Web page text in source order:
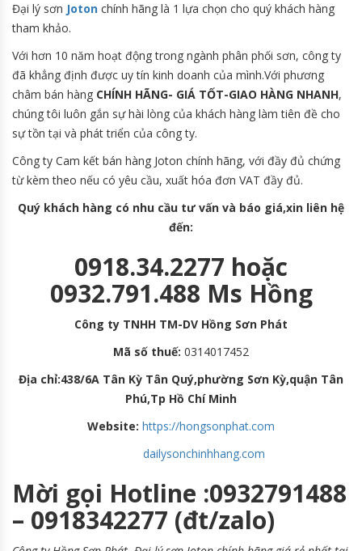
Đại lý sơn Joton chính hãng là 1 lựa chọn cho quý khách hàng
tham khảo.
Với hơn 10 năm hoạt động trong ngành phân phối sơn, công ty
đã khẳng định được uy tín kinh doanh của mình.Với phương
châm bán hàng CHÍNH HÃNG- GIÁ TỐT-GIAO HÀNG NHANH,
chúng tôi luôn gắn sự hài lòng của khách hàng làm tiên đề cho
sự tồn tại và phát triển của công ty.
Công ty Cam kết bán hàng Joton chính hãng, với đầy đủ chứng
từ kèm theo nếu có yêu cầu, xuất hóa đơn VAT đầy đủ.
Quý khách hàng có nhu cầu tư vấn và báo giá,xin liên hệ
đến:
0918.34.2277 hoặc
0932.791.488 Ms Hồng
Công ty TNHH TM-DV Hồng Sơn Phát
Mã số thuế: 0314017452
Địa chỉ:438/6A Tân Kỳ Tân Quý,phường Sơn Kỳ,quận Tân
Phú,Tp Hồ Chí Minh
Website: https://hongsonphat.com
dailysonchinhhang.com
Mời gọi Hotline :0932791488
– 0918342277 (đt/zalo)